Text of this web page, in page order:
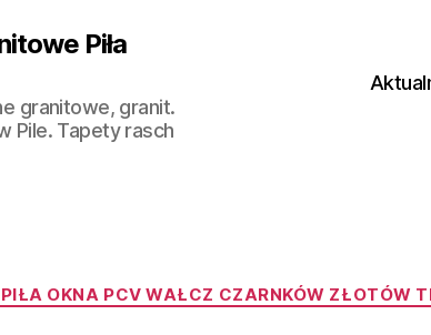
Piła
granitowe, granit.
Pile. Tapety rasch
Kategorie
OKNA PCV WAŁCZ CZARNKÓW ZŁOTÓW